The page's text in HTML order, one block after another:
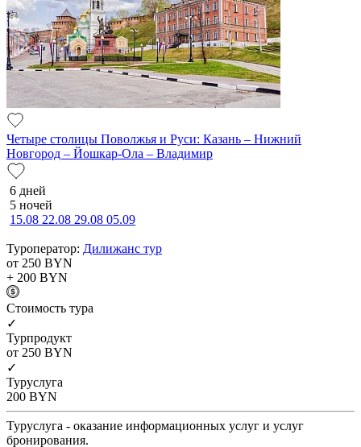
Четыре столицы Поволжья и Руси: Казань – Нижний
Новгород – Йошкар-Ола – Владимир
6 дней
5 ночей
15.08 22.08 29.08 05.09
Туроператор: Дилижанс тур
от 250 BYN
+ 200 BYN
Cтоимость тура
✓
Турпродукт
от 250 BYN
✓
Туруслуга
200 BYN
Туруслуга - оказание информационных услуг и услуг
бронирования.